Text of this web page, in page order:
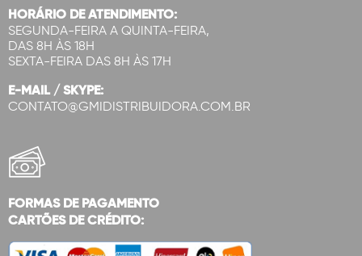
HORÁRIO DE ATENDIMENTO:
SEGUNDA-FEIRA A QUINTA-FEIRA,
DAS 8H ÀS 18H
SEXTA-FEIRA DAS 8H ÀS 17H
E-MAIL / SKYPE:
CONTATO@GMIDISTRIBUIDORA.COM.BR
FORMAS DE PAGAMENTO
CARTÕES DE CRÉDITO: